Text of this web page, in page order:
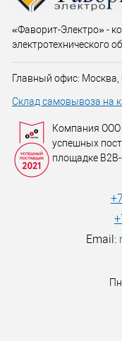
«Фаворит-Электро» -
электротехнического
Главный офис:
Склад самовывоза на
Компания
успешных
площадке
Email: